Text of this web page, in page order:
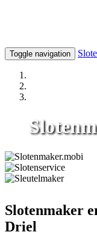
Toggle navigation
Slotenmaker
Driel